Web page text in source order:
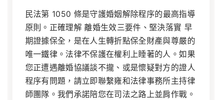
民法第 1050 條是守護婚姻解除程序的最高指導
原則。正確理解離婚生效三要件 、堅決落實 早
期證據保全 ，是在人生轉折點保全財產與尊嚴的
唯一鐵律。法律不保護在權利上睡著的人。如果
您正遭遇離婚協議談不攏、或是懷疑對方的證人
程序有問題，請立即聯繫雍和法律事務所主持律
師團隊。我們承諾陪您在司法之路上並肩作戰。